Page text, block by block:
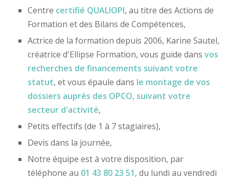
Centre certifié QUALIOPI, au titre des Actions de
Formation et des Bilans de Compétences,
Actrice de la formation depuis 2006, Karine Sautel,
créatrice d'Ellipse Formation, vous guide dans vos
recherches de financements suivant votre
statut, et vous épaule dans le montage de vos
dossiers auprès des OPCO, suivant votre
secteur d'activité,
Petits effectifs (de 1 à 7 stagiaires),
Devis dans la journée,
Notre équipe est à votre disposition, par
téléphone au 01 43 80 23 51, du lundi au vendredi